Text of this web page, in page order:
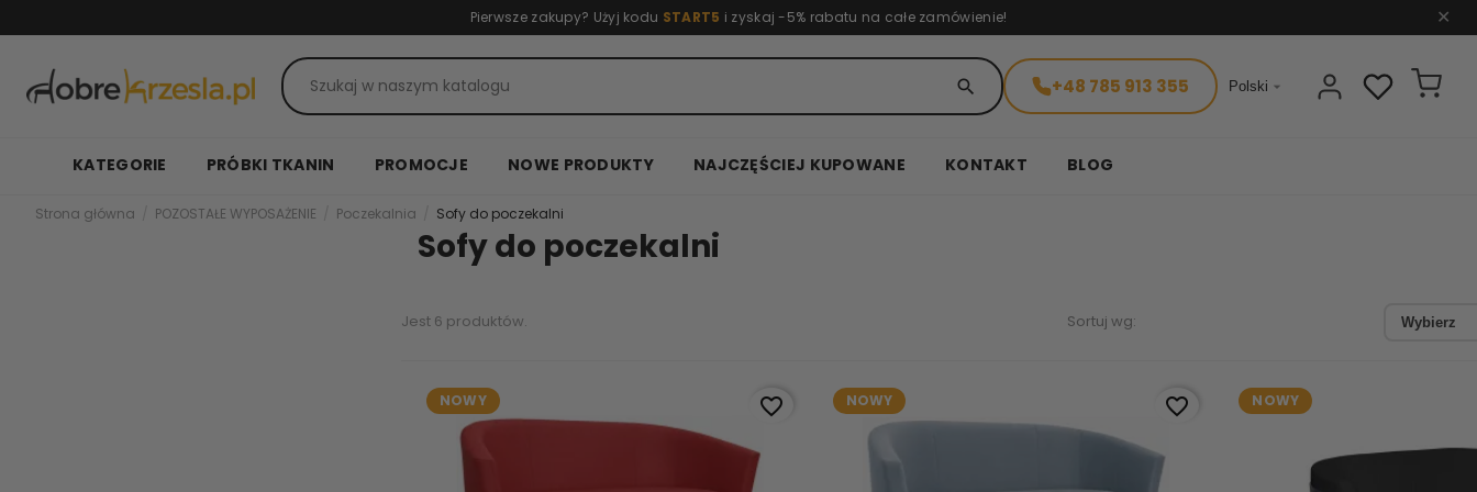
Pierwsze zakupy? Użyj kodu START5 i zyskaj -5% rabatu na całe zamówienie! ✕
search +48 785 913 355 Polski 
KATEGORIE PRÓBKI TKANIN PROMOCJE NOWE PRODUKTY NAJCZĘŚCIEJ KUPOWANE KONTAKT BLOG
Strona główna POZOSTAŁE WYPOSAŻENIE Poczekalnia Sofy do poczekalni
Sofy do poczekalni
Jest 6 produktów. Sortuj wg: Wybierz
NOWY favorite_border NOWY favorite_border NOWY